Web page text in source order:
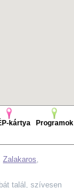
kártya Programok
Zalakaros,
talál, szívesen